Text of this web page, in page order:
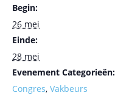
Begin:
26 mei
Einde:
28 mei
Evenement Categorieën:
Congres, Vakbeurs